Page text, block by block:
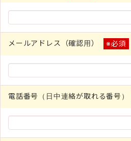
メールアドレス（確認用） ※必須
電話番号（日中連絡が取れる番号）